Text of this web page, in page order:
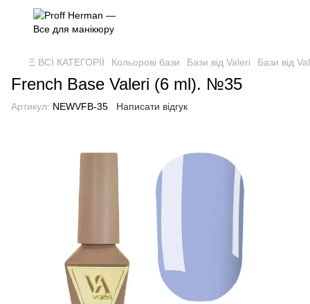
Ξ ВСІ КАТЕГОРІЇ Кольорові бази Бази від Valeri Бази від
French Base Valeri (6 ml). №35
Артикул: NEWVFB-35 Написати відгук